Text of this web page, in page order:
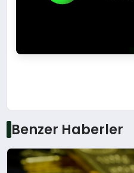
Benzer Haberler